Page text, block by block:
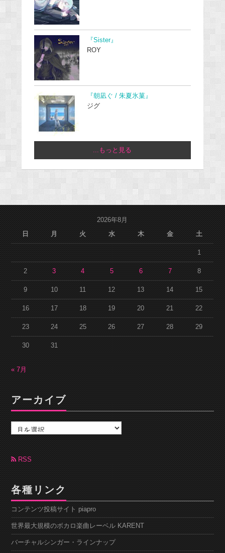
『Sister』
ROY
『朝凪ぐ / 朱夏氷菓』
ジグ
...もっと見る
2026年8月
日
月 火 水 木 金 土
1
2 3 4 5 6 7 8
9 10 11 12 13 14 15
16 17 18 19 20 21 22
23 24 25 26 27 28 29
30 31
« 7月
アーカイブ
カ
ブ RSS
各種リンク
コンテンツ投稿サイト piapro
世界最大規模のボカロ楽曲レーベル KARENT
バーチャルシンガー・ラインナップ